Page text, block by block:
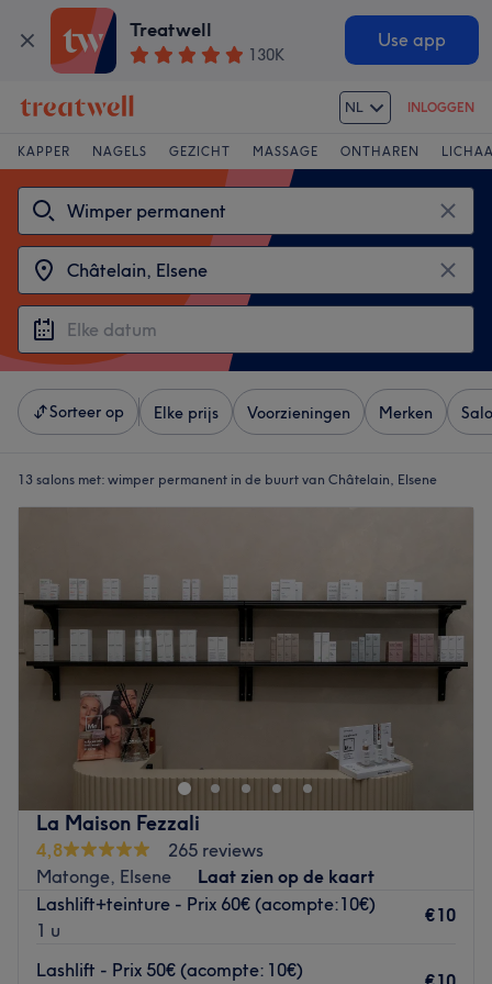
Treatwell
130K
Use app
NL INLOGGEN
KAPPER NAGELS GEZICHT MASSAGE ONTHAREN
Sorteer op Elke prijs Voorzieningen Merken
13 salons met: wimper permanent in de buurt van Châtelain, Elsene
La Maison Fezzali
4,8
265 reviews
Matonge, Elsene
Laat zien op de kaart
Lashlift+teinture - Prix 60€ (acompte:10€)
1 u
€10
Lashlift - Prix 50€ (acompte: 10€)